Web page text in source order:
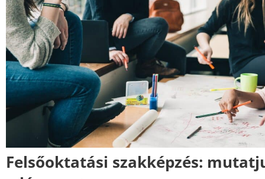
Felsőoktatási szakképzés: